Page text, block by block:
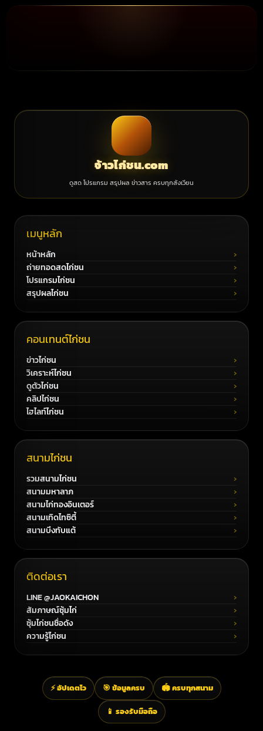
จ้าวไก่ชน.com
ดูสด โปรแกรม สรุปผล ข่าวสาร ครบทุกสังเวียน
เมนูหลัก
หน้าหลัก
ถ่ายทอดสดไก่ชน
โปรแกรมไก่ชน
สรุปผลไก่ชน
คอนเทนต์ไก่ชน
ข่าวไก่ชน
วิเคราะห์ไก่ชน
ดูตัวไก่ชน
คลิปไก่ชน
ไฮไลท์ไก่ชน
สนามไก่ชน
รวมสนามไก่ชน
สนามมหาลาภ
สนามไก่ทองอินเตอร์
สนามเทิดไทซิตี้
สนามบึงทับแต้
ติดต่อเรา
LINE @JAOKAICHON
สัมภาษณ์ซุ้มไก่
ซุ้มไก่ชนชื่อดัง
ความรู้ไก่ชน
⚡ อัปเดตไว 🎯 ข้อมูลครบ 🏟️ ครบทุกสนาม
📱 รองรับมือถือ